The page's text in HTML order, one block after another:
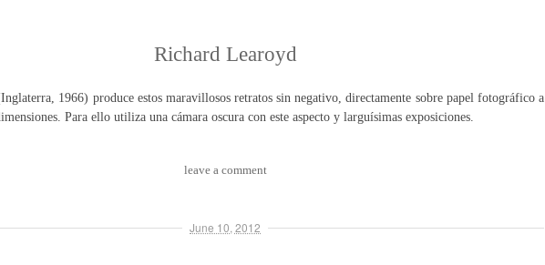
Richard Learoyd
1966) produce estos maravillosos retratos sin negativo, directamente sobre papel fotográfico a
Para ello utiliza una cámara oscura con este aspecto y larguísimas exposiciones.
leave a comment
June 10, 2012